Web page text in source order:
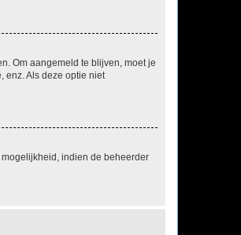
Om aangemeld te blijven, moet je
enz. Als deze optie niet
indien de beheerder